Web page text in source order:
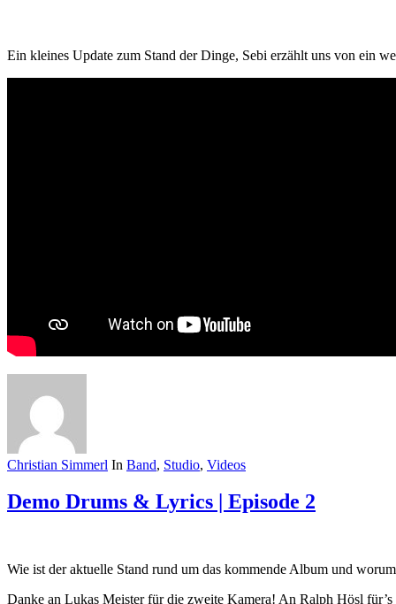
Ein kleines Update zum Stand der Dinge, Sebi erzählt uns von ein
Christian Simmerl In Band, Studio, Videos
Demo Drums & Lyrics | Episode 2
Wie ist der aktuelle Stand rund um das kommende Album und
Danke an Lukas Meister für die zweite Kamera! An Ralph Hösl